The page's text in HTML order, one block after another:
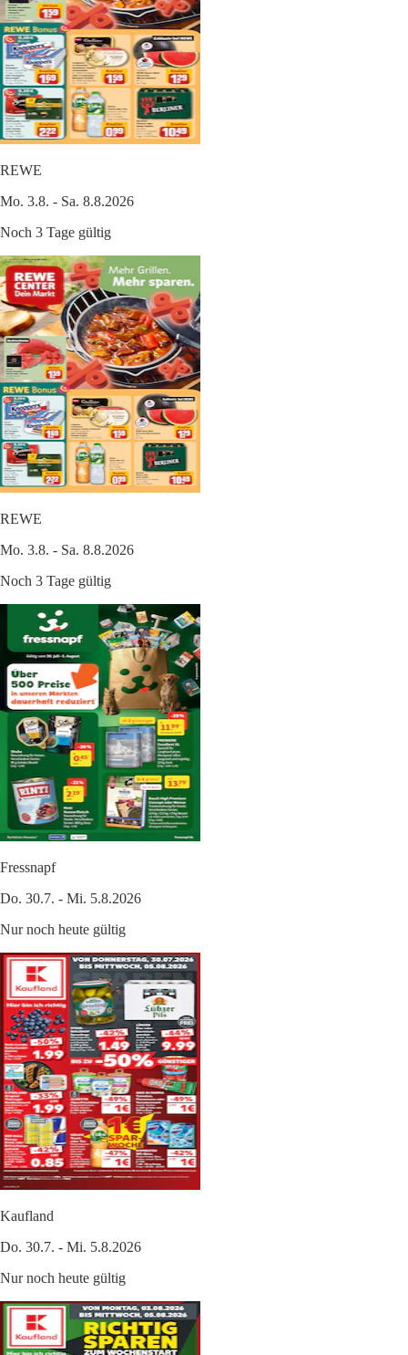
REWE
Mo. 3.8. - Sa. 8.8.2026
Noch 3 Tage gültig
REWE
Mo. 3.8. - Sa. 8.8.2026
Noch 3 Tage gültig
Fressnapf
Do. 30.7. - Mi. 5.8.2026
Nur noch heute gültig
Kaufland
Do. 30.7. - Mi. 5.8.2026
Nur noch heute gültig